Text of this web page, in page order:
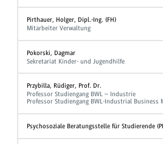
Pirthauer, Holger, Dipl.-Ing. (FH)
Mitarbeiter Verwaltung
Pokorski, Dagmar
Sekretariat Kinder- und Jugendhilfe
Przybilla, Rüdiger, Prof. Dr.
Professor Studiengang BWL – Industrie
Professor Studiengang BWL-Industrial Business
Psychosoziale Beratungsstelle für Studierende